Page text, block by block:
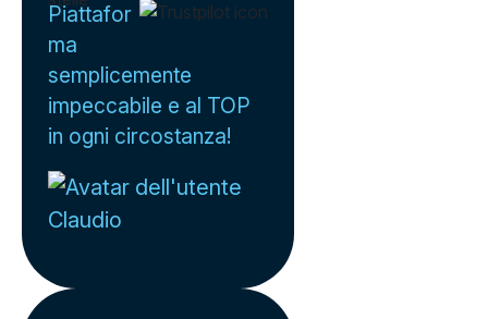
Piattafor
ma
semplicemente
impeccabile e al TOP
in ogni circostanza!
Claudio